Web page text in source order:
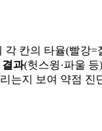
각 칸의 타율(빨강=
결과(헛스윙·파울 등
는지 보여 약점 진